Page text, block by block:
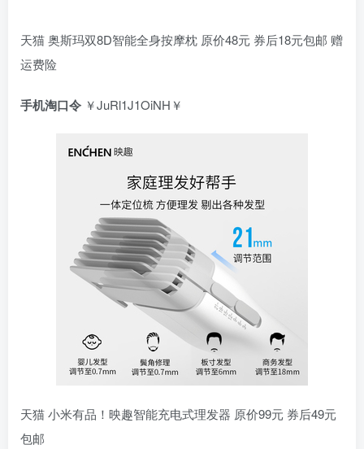
天猫 奥斯玛双8D智能全身按摩枕 原价48元 券后18元包邮 赠
运费险
手机淘口令 ￥JuRl1J1OiNH￥
天猫 小米有品！映趣智能充电式理发器 原价99元 券后49元
包邮